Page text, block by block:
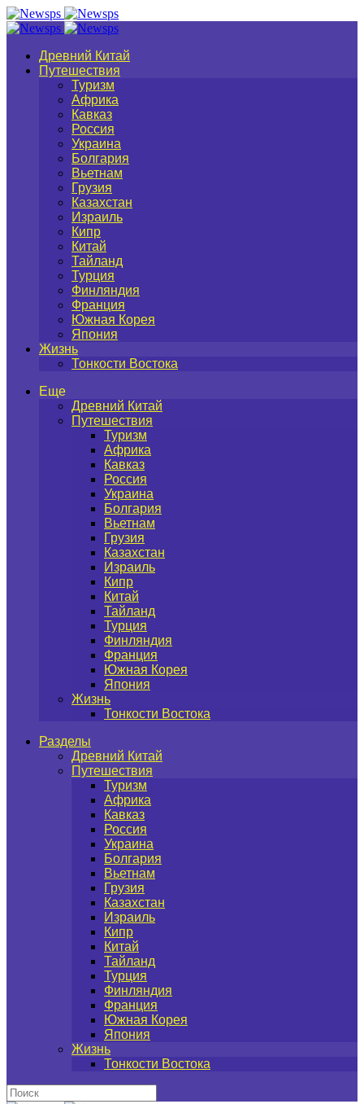
Древний Китай
Путешествия
Туризм
Африка
Кавказ
Россия
Украина
Болгария
Вьетнам
Грузия
Казахстан
Израиль
Кипр
Китай
Тайланд
Турция
Финляндия
Франция
Южная Корея
Япония
Жизнь
Тонкости Востока
Еще
Древний Китай
Путешествия
Туризм
Африка
Кавказ
Россия
Украина
Болгария
Вьетнам
Грузия
Казахстан
Израиль
Кипр
Китай
Тайланд
Турция
Финляндия
Франция
Южная Корея
Япония
Жизнь
Тонкости Востока
Разделы
Древний Китай
Путешествия
Туризм
Африка
Кавказ
Россия
Украина
Болгария
Вьетнам
Грузия
Казахстан
Израиль
Кипр
Китай
Тайланд
Турция
Финляндия
Франция
Южная Корея
Япония
Жизнь
Тонкости Востока